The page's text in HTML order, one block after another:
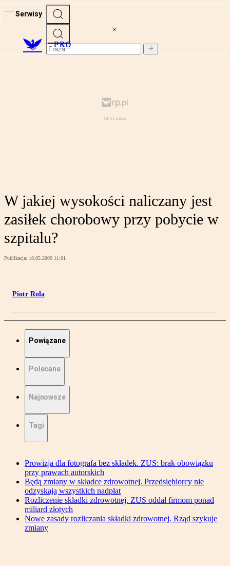
Serwisy
PRO
W jakiej wysokości naliczany jest
zasiłek chorobowy przy pobycie w
szpitalu?
Publikacja: 18.05.2009 11:01
Piotr Rola
Powiązane
Polecane
Najnowsze
Tagi
Prowizja dla fotografa bez składek. ZUS: brak obowiązku
przy prawach autorskich
Będą zmiany w składce zdrowotnej. Przedsiębiorcy nie
odzyskają wszystkich nadpłat
Rozliczenie składki zdrowotnej. ZUS oddał firmom ponad
miliard złotych
Nowe zasady rozliczania składki zdrowotnej. Rząd szykuje
zmiany